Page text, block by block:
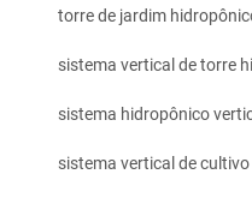
torre de jardim
sistema vertical de torre
sistema hidropônico
sistema vertical de